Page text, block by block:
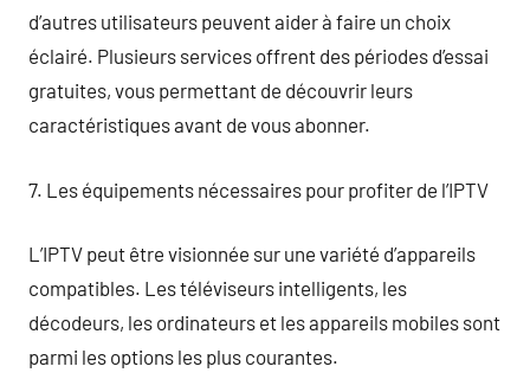
d’autres utilisateurs peuvent aider à faire un choix
éclairé. Plusieurs services offrent des périodes d’essai
gratuites, vous permettant de découvrir leurs
caractéristiques avant de vous abonner.
7. Les équipements nécessaires pour profiter de l’IPTV
L’IPTV peut être visionnée sur une variété d’appareils
compatibles. Les téléviseurs intelligents, les
décodeurs, les ordinateurs et les appareils mobiles sont
parmi les options les plus courantes.